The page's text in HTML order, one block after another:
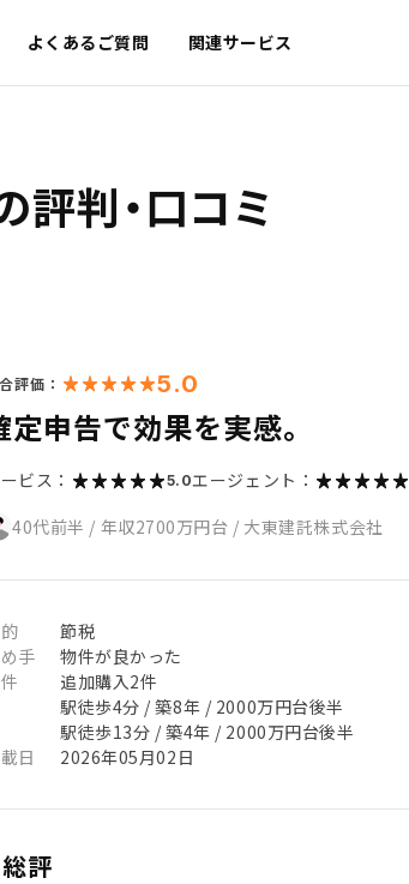
よくあるご質問 関連サービス
評判・口コミ
評価： 5.0
定申告で効果を実感。
ビス： 5.0エージェント：
40代前半 / 年収2700万円台 / 大東建託株式会社
節税
手
物件が良かった
追加購入2件
駅徒歩4分 / 築8年 / 2000万円台後半
駅徒歩13分 / 築4年 / 2000万円台後半
日
2026年05月02日
総評